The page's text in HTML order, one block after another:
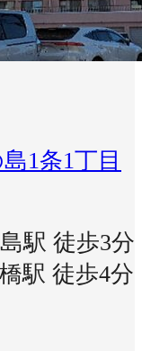
1条1丁目
駅 徒歩3分
駅 徒歩4分